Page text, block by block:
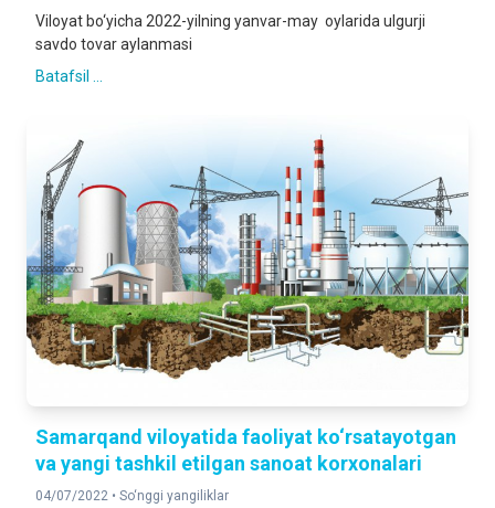
Viloyat bo‘yicha 2022-yilning yanvar-may oylarida ulgurji
savdo tovar aylanmasi
Batafsil ...
Samarqand viloyatida faoliyat ko‘rsatayotgan
va yangi tashkil etilgan sanoat korxonalari
04/07/2022 • So‘nggi yangiliklar